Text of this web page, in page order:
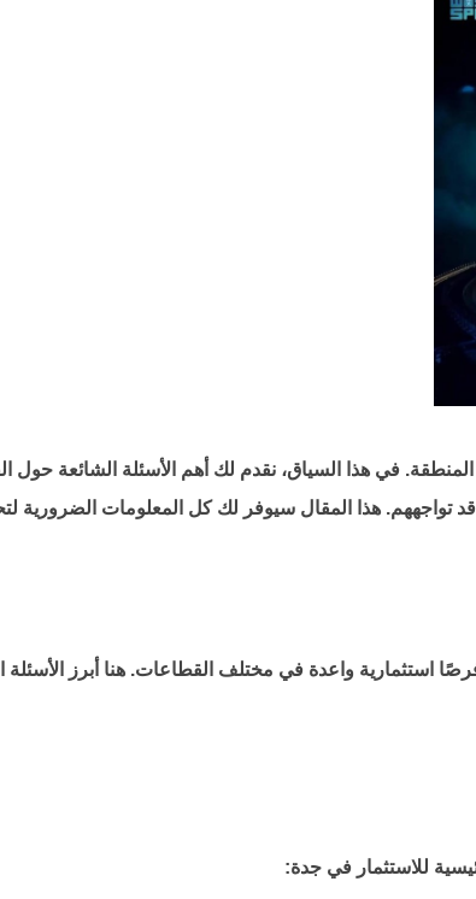
اقتصادي رئيسي في المنطقة. في هذا السياق، نقدم لك أهم الأسئلة
قد تواجههم. هذا المقال سيوفر لك كل المعلومات الضرورية
استثمارية واعدة في مختلف القطاعات. هنا أبرز
للاستثمار في جدة: